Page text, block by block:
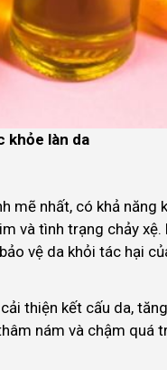
khỏe làn da
mẽ nhất, có khả năng
và tình trạng chảy
vệ da khỏi tác hại
thiện kết cấu da,
nám và chậm quá